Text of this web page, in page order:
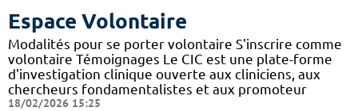
Espace Volontaire
Modalités pour se porter volontaire S'inscrire comme
volontaire Témoignages Le CIC est une plate-forme
d'investigation clinique ouverte aux cliniciens, aux
chercheurs fondamentalistes et aux promoteur
18/02/2026 15:25